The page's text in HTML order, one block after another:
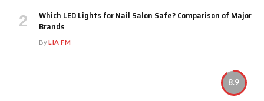
Which LED Lights for Nail Salon Safe? Comparison of Major
Brands
ByLIA FM
8.9